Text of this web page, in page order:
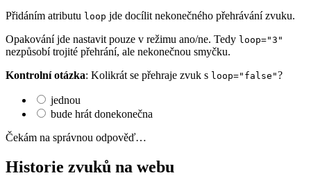
Přidáním atributu loop jde docílit nekonečného přehrávání zvuku.
Opakování jde nastavit pouze v režimu ano/ne. Tedy loop="3"
nezpůsobí trojité přehrání, ale nekonečnou smyčku.
Kontrolní otázka: Kolikrát se přehraje zvuk s loop="false"?
jednou
bude hrát donekonečna
Čekám na správnou odpověď…
Historie zvuků na webu